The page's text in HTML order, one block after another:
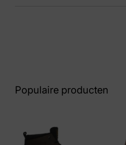
Merk
Populaire producten